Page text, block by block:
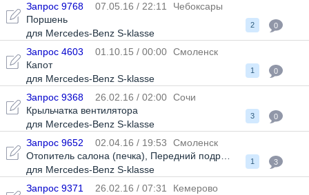
Запрос 9768 07.05.16 / 22:11
Чебоксары
Поршень
для Mercedes-Benz S-klasse
2 0
Запрос 4603 01.10.15 / 00:00 Смоленск
Капот
для Mercedes-Benz S-klasse
1 0
Запрос 9368 26.02.16 / 02:00 Сочи
Крыльчатка вентилятора
для Mercedes-Benz S-klasse
3 0
Запрос 9652 02.04.16 / 19:53
Смоленск
Отопитель салона (печка)
Передний подрамник,Стоп
для Mercedes-Benz S-klasse
1 3
Запрос 9371 26.02.16 / 07:31
Кемерово